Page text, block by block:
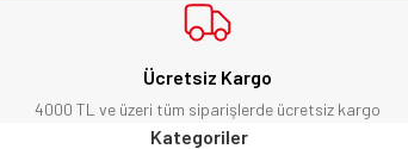
Ücretsiz Kargo
4000 TL ve üzeri tüm siparişlerde ücretsiz kargo
Kategoriler